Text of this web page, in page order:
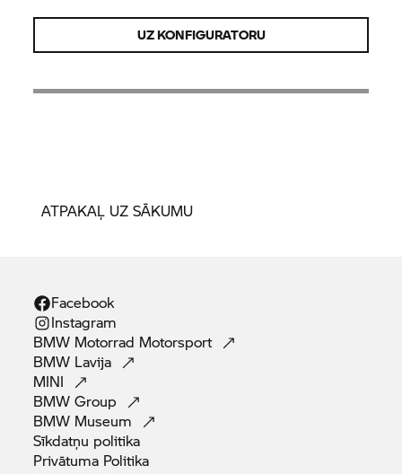
UZ KONFIGURATORU
ATPAKAĻ UZ SĀKUMU
Facebook
Instagram
BMW Motorrad Motorsport
BMW Lavija
MINI
BMWGroup
BMW Museum
Sīkdatņu politika
Privātuma Politika